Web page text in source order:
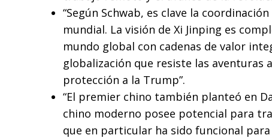
“Según Schwab, es clave la
mundial. La visión de Xi Jinping es
mundo global con cadenas de valor
globalización que resiste las aventuras
protección a la Trump”.
“El premier chino también planteó en
chino moderno posee potencial para
que en particular ha sido funcional